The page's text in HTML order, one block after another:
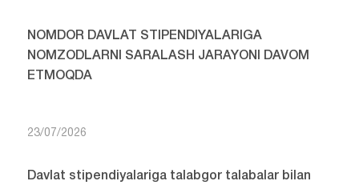
NOMDOR DAVLAT STIPENDIYALARIGA
NOMZODLARNI SARALASH JARAYONI DAVOM
ETMOQDA
23/07/2026
Davlat stipendiyalariga talabgor talabalar bilan